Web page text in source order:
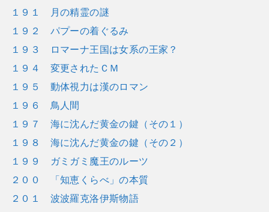
１９１ 月の精霊の謎
１９２ パプーの着ぐるみ
１９３ ロマーナ王国は女系の王家？
１９４ 変更されたＣＭ
１９５ 動体視力は漢のロマン
１９６ 鳥人間
１９７ 海に沈んだ黄金の鍵（その１）
１９８ 海に沈んだ黄金の鍵（その２）
１９９ ガミガミ魔王のルーツ
２００ 「知恵くらべ」の本質
２０１ 波波羅克洛伊斯物語